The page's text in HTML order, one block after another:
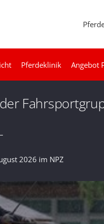
Pferdeklinik Angebot
2026 im NPZ